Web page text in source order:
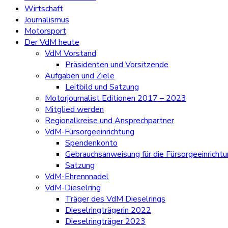
Wirtschaft
Journalismus
Motorsport
Der VdM heute
VdM Vorstand
Präsidenten und Vorsitzende
Aufgaben und Ziele
Leitbild und Satzung
Motorjournalist Editionen 2017 – 2023
Mitglied werden
Regionalkreise und Ansprechpartner
VdM-Fürsorgeeinrichtung
Spendenkonto
Gebrauchsanweisung für die
Satzung
VdM-Ehrennnadel
VdM-Dieselring
Träger des VdM Dieselrings
Dieselringträgerin 2022
Dieselringträger 2023